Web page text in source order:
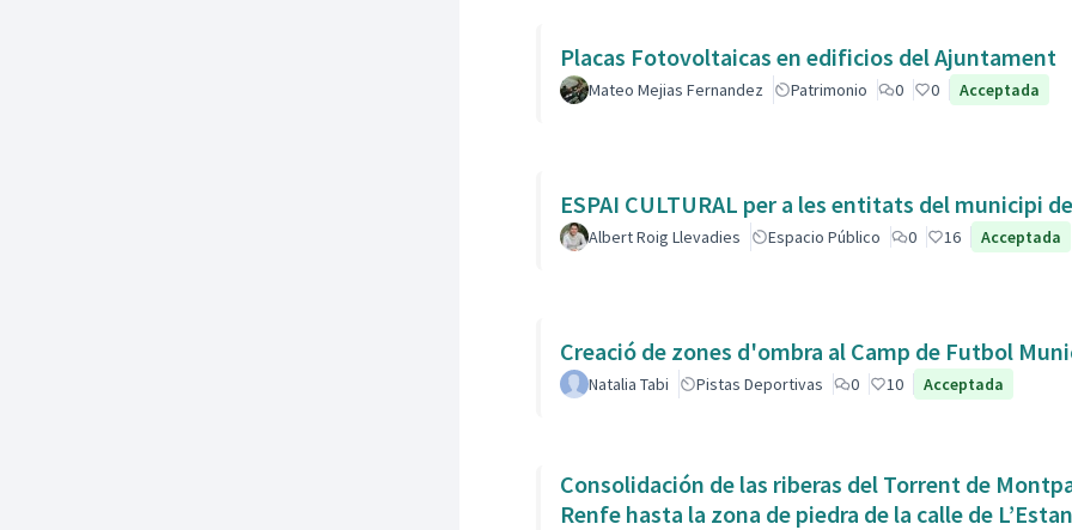
Placas Fotovoltaicas en edificios del Ajuntament
Mateo Mejias Fernandez Patrimonio 0 0 Acceptada
ESPAI CULTURAL per a les entitats del municipi
Albert Roig Llevadies Espacio Público 0 16 Acceptada
Creació de zones d'ombra al Camp de Futbol
Natalia Tabi Pistas Deportivas 0 10 Acceptada
Consolidación de las riberas del Torrent de
Renfe hasta la zona de piedra de la calle de